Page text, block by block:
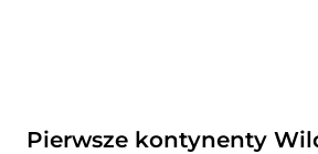
Pierwsze kontynenty